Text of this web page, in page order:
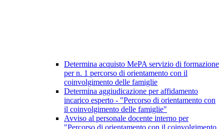
Determina acquisto MePA servizio di formazione
per n. 1 percorso di orientamento con il
coinvolgimento delle famiglie
Determina aggiudicazione per affidamento
incarico esperto - "Percorso di orientamento con
il coinvolgimento delle famiglie"
Avviso al personale docente interno per